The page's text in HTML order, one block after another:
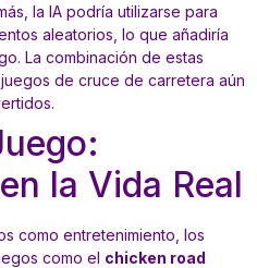
la IA podría utilizarse para
aleatorios, lo que añadiría
La combinación de estas
de cruce de carretera aún
la Vida Real
como entretenimiento, los
como el chicken road